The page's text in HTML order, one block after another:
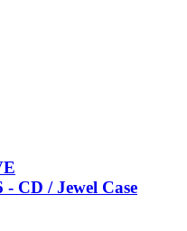
CD / Jewel Case